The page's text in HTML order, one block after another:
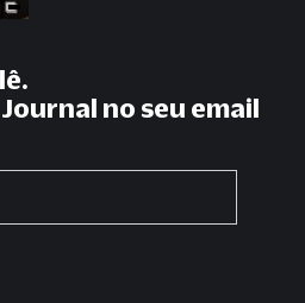
no seu email